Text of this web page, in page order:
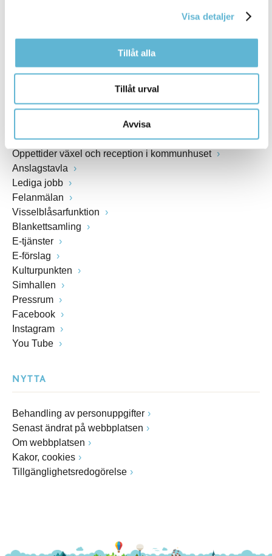
Visa detaljer
Tillåt alla
Tillåt urval
Avvisa
Fax: 0456-82 22 00
Öppettider växel och reception i kommunhuset
Anslagstavla
Lediga jobb
Felanmälan
Visselblåsarfunktion
Blankettsamling
E-tjänster
E-förslag
Kulturpunkten
Simhallen
Pressrum
Facebook
Instagram
You Tube
NYTTA
Behandling av personuppgifter
Senast ändrat på webbplatsen
Om webbplatsen
Kakor, cookies
Tillgänglighetsredogörelse